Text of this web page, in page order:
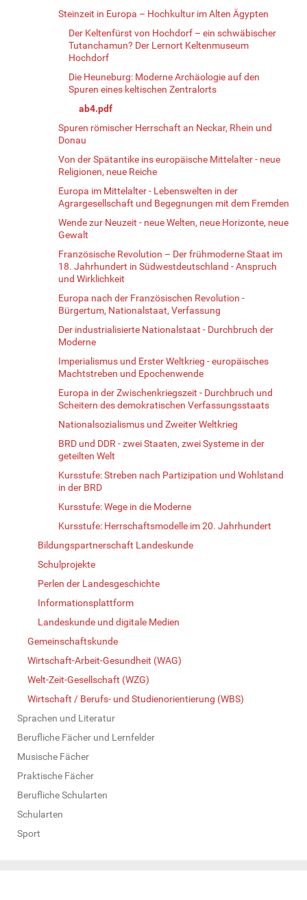
Steinzeit in Europa – Hochkultur im Alten Ägypten
Der Keltenfürst von Hochdorf – ein schwäbischer
Tutanchamun? Der Lernort Keltenmuseum
Hochdorf
Die Heuneburg: Moderne Archäologie auf den
Spuren eines keltischen Zentralorts
ab4.pdf
Spuren römischer Herrschaft an Neckar, Rhein und
Donau
Von der Spätantike ins europäische Mittelalter - neue
Religionen, neue Reiche
Europa im Mittelalter - Lebenswelten in der
Agrargesellschaft und Begegnungen mit dem Fremden
Wende zur Neuzeit - neue Welten, neue Horizonte, neue
Gewalt
Französische Revolution – Der frühmoderne Staat im
18. Jahrhundert in Südwestdeutschland - Anspruch
und Wirklichkeit
Europa nach der Französischen Revolution -
Bürgertum, Nationalstaat, Verfassung
Der industrialisierte Nationalstaat - Durchbruch der
Moderne
Imperialismus und Erster Weltkrieg - europäisches
Machtstreben und Epochenwende
Europa in der Zwischenkriegszeit - Durchbruch und
Scheitern des demokratischen Verfassungsstaats
Nationalsozialismus und Zweiter Weltkrieg
BRD und DDR - zwei Staaten, zwei Systeme in der
geteilten Welt
Kursstufe: Streben nach Partizipation und Wohlstand
in der BRD
Kursstufe: Wege in die Moderne
Kursstufe: Herrschaftsmodelle im 20. Jahrhundert
Bildungspartnerschaft Landeskunde
Schulprojekte
Perlen der Landesgeschichte
Informationsplattform
Landeskunde und digitale Medien
Gemeinschaftskunde
Wirtschaft-Arbeit-Gesundheit (WAG)
Welt-Zeit-Gesellschaft (WZG)
Wirtschaft / Berufs- und Studienorientierung (WBS)
Sprachen und Literatur
Berufliche Fächer und Lernfelder
Musische Fächer
Praktische Fächer
Berufliche Schularten
Schularten
Sport